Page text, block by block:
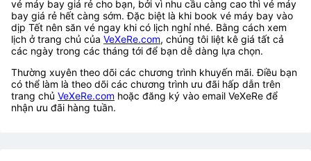
vé máy bay giá rẻ cho bạn, bởi vì nhu cầu càng cao thì vé máy
bay giá rẻ hết càng sớm. Đặc biệt là khi book vé máy bay vào
dịp Tết nên săn vé ngay khi có lịch nghỉ nhé. Bằng cách xem
lịch ở trang chủ của VeXeRe.com, chúng tôi liệt kê giá tất cả
các ngày trong các tháng tới để bạn dễ dàng lựa chọn.
Thường xuyên theo dõi các chương trình khuyến mãi. Điều bạn
có thể làm là theo dõi các chương trình ưu đãi hấp dẫn trên
trang chủ VeXeRe.com hoặc đăng ký vào email VeXeRe để
nhận ưu đãi hàng tuần.